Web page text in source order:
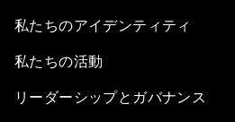
私たちのアイデンティティ
私たちの活動
リーダーシップとガバナンス